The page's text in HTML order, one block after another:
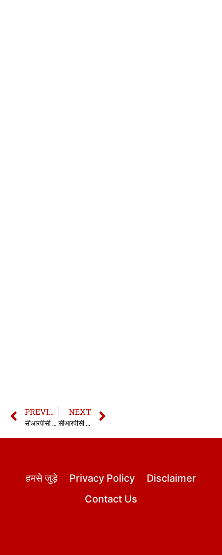
PREVIOUS
सीआरपीसी की धारा 201 | 201 CrPC in hindi
NEXT
सीआरपीसी की धारा 203 | 203 CrPC in hindi
हमसे जुड़े Privacy Policy
Disclaimer
Contact Us